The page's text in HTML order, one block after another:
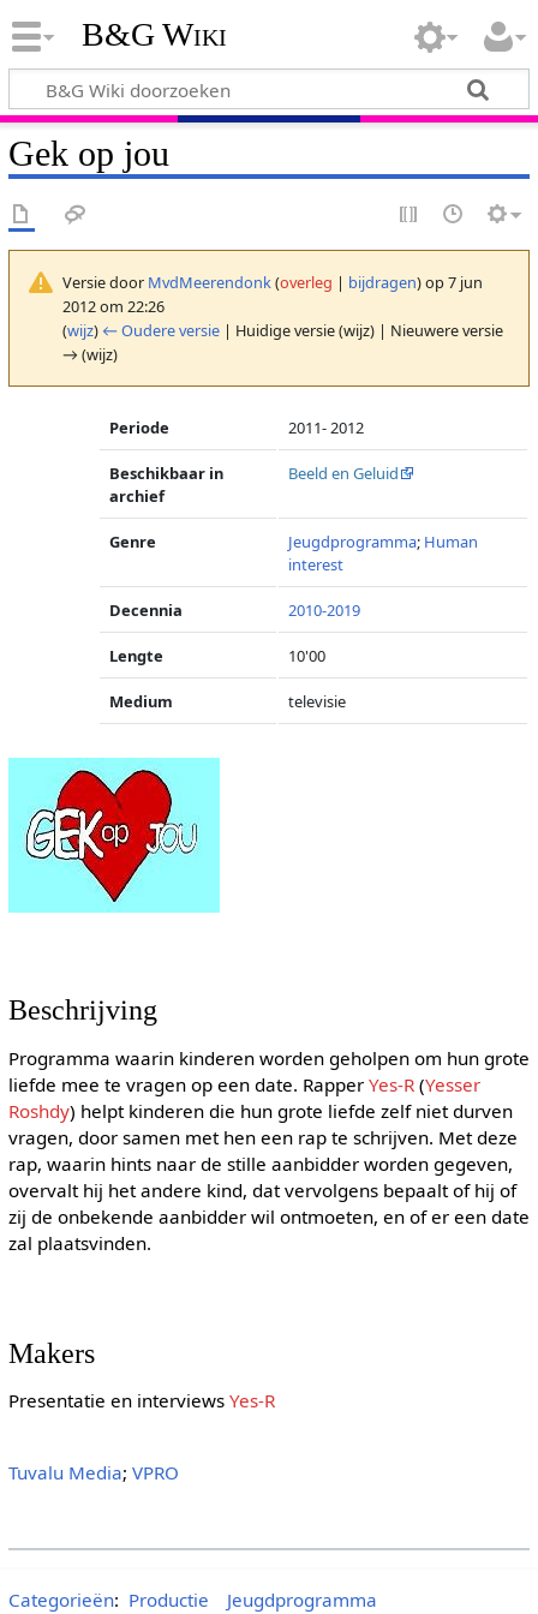
B&G Wiki
Gek op jou
Versie door MvdMeerendonk(overleg | bijdragen)op 7 jun
2012 om 22:26
(wijz) ← Oudere versie| Huidige versie (wijz) | Nieuwere versie
→ (wijz)
Periode 2011- 2012
Beschikbaar in
archief
Beeld en Geluid
Genre Jeugdprogramma; Human
interest
Decennia 2010-2019
Lengte 10'00
Medium televisie
Beschrijving
Programma waarin kinderen worden geholpen om hun grote
liefde mee te vragen op een date. Rapper Yes-R(Yesser
Roshdy) helpt kinderen die hun grote liefde zelf niet durven
vragen, door samen met hen een rap te schrijven. Met deze
rap, waarin hints naar de stille aanbidder worden gegeven,
overvalt hij het andere kind, dat vervolgens bepaalt of hij of
zij de onbekende aanbidder wil ontmoeten, en of er een date
zal plaatsvinden.
Makers
Presentatie en interviews Yes-R
Tuvalu Media; VPRO
Categorieën: Productie Jeugdprogramma